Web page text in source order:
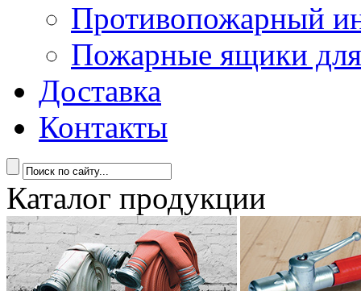
Противопожарный
Пожарные ящики для
Доставка
Контакты
Каталог продукции